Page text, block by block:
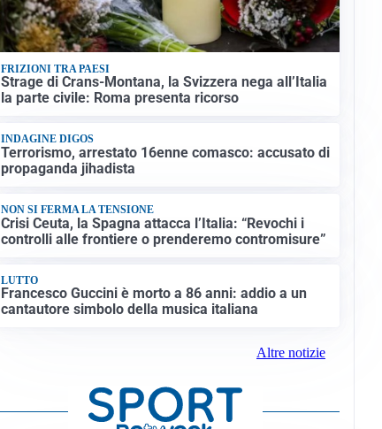
FRIZIONI TRA PAESI
Strage di Crans-Montana, la Svizzera nega all’Italia
la parte civile: Roma presenta ricorso
INDAGINE DIGOS
Terrorismo, arrestato 16enne comasco: accusato di
propaganda jihadista
NON SI FERMA LA TENSIONE
Crisi Ceuta, la Spagna attacca l’Italia: “Revochi i
controlli alle frontiere o prenderemo contromisure”
LUTTO
Francesco Guccini è morto a 86 anni: addio a un
cantautore simbolo della musica italiana
Altre notizie